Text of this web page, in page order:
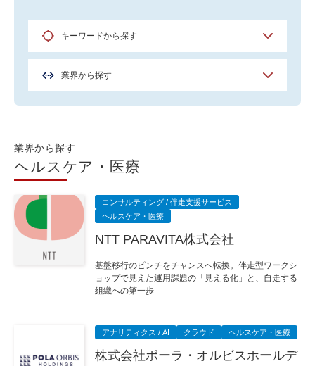
キーワードから探す
業界から探す
業界から探す
ヘルスケア・医療
コンサルティング / 伴走支援サービス
ヘルスケア・医療
NTT PARAVITA株式会社
基盤移行のピンチをチャンスへ転換。伴走型ワークシ
ョップで見えた運用課題の「見える化」と、自走する
組織への第一歩
アナリティクス / AI クラウド ヘルスケア・医療
株式会社ポーラ・オルビスホールデ